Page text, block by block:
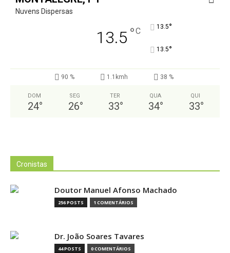
Nuvens Dispersas
13.5 °C 13.5°
13.5°
90 % 1.1kmh 38 %
DOM
24°
SEG
26°
TER
33°
QUA
34°
QUI
33°
Cronistas
Doutor Manuel Afonso Machado
256 POSTS 1 COMENTÁRIOS
Dr. João Soares Tavares
44 POSTS 0 COMENTÁRIOS